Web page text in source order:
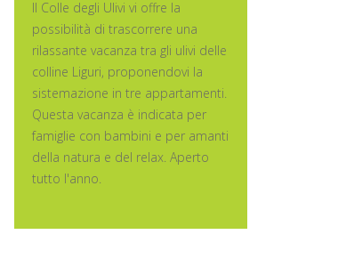
Il Colle degli Ulivi vi offre la
possibilità di trascorrere una
rilassante vacanza tra gli ulivi delle
colline Liguri, proponendovi la
sistemazione in tre appartamenti.
Questa vacanza è indicata per
famiglie con bambini e per amanti
della natura e del relax. Aperto
tutto l'anno.